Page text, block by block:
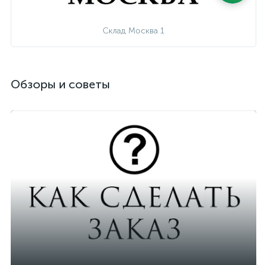
Склад Москва 1
Обзоры и советы